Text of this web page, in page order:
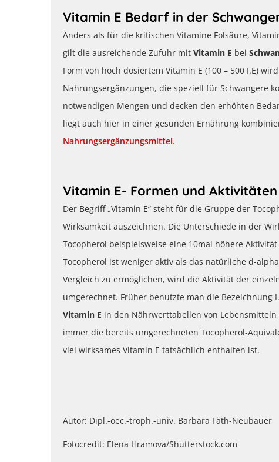
Vitamin E Bedarf in der
Anders als für die kritischen Vitamine Folsäure,
gilt die ausreichende Zufuhr mit Vitamin E bei
Form von hoch dosiertem Vitamin E (100 – 500 I.E)
Nahrungsergänzungen, die speziell für Schwangere
notwendigen Mengen und decken den erhöhten
liegt auch hier in einer gesunden Ernährung
Nahrungsergänzungsmittel.
Vitamin E- Formen und Aktivitäten
Der Begriff „Vitamin E“ steht für die Gruppe der
Wirksamkeit auszeichnen. Die Unterschiede in der
Tocopherol beispielsweise eine 10mal höhere
Tocopherol ist weniger aktiv als das natürliche d-
Vergleich zu ermöglichen, wird die Aktivität der
umgerechnet. Früher benutzte man die Bezeichnung
Vitamin E in den Nährwerttabellen von
immer die bereits umgerechneten Tocopherol-
viel wirksames Vitamin E tatsächlich enthalten ist.
Autor: Dipl.-oec.-troph.-univ. Barbara Fäth-Neubauer
Fotocredit: Elena Hramova/Shutterstock.com